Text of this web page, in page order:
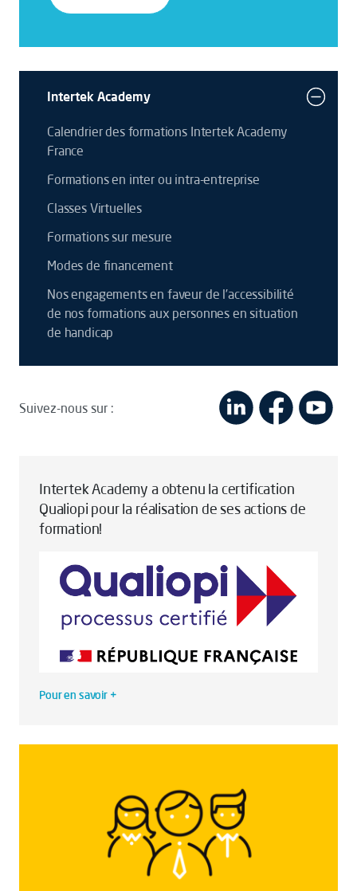
Intertek Academy
Calendrier des formations Intertek Academy
France
Formations en inter ou intra-entreprise
Classes Virtuelles
Formations sur mesure
Modes de financement
Nos engagements en faveur de l’accessibilité
de nos formations aux personnes en situation
de handicap
Suivez-nous sur :
Intertek Academy a obtenu la certification
Qualiopi pour la réalisation de ses actions de
formation!
Pour en savoir +